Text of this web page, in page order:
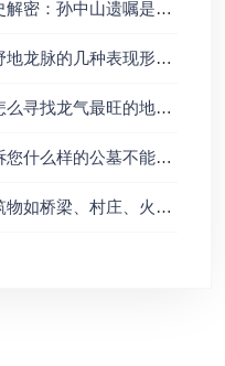
上海档案馆历史解密：孙中山遗嘱是怎样产生的？
公墓陵园山坟野地龙脉的几种表现形势？
四川农村墓地怎么寻找龙气最旺的地方？
恩亲网悄悄告诉您什么样的公墓不能选择安葬？
坟地附近的建筑物如桥梁、村庄、火窑、工厂、水井队坟地有什么影响？